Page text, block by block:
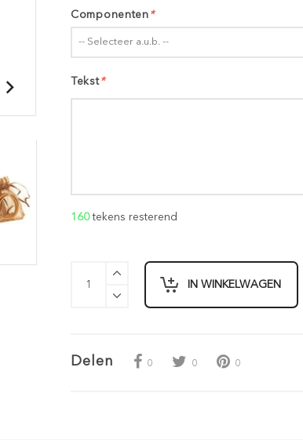
*
Componenten
-- Selecteer a.u.b. --
*
Tekst
160tekens resterend
IN WINKELWAGEN
Delen 0 0 0